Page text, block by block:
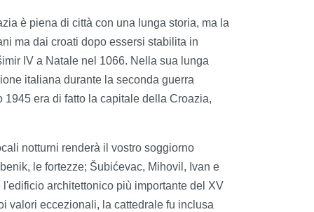
è piena di città con una lunga storia, ma la
ma dai croati dopo essersi stabilita in
IV a Natale nel 1066. Nella sua lunga
italiana durante la seconda guerra
era di fatto la capitale della Croazia,
notturni renderà il vostro soggiorno
le fortezze; Šubićevac, Mihovil, Ivan e
architettonico più importante del XV
valori eccezionali, la cattedrale fu inclusa